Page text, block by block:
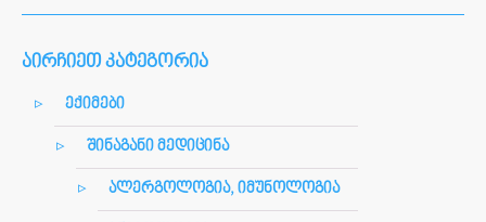
აირჩიეთ კატეგორია
ექიმები
შინაგანი მედიცინა
ალერგოლოგია, იმუნოლოგია